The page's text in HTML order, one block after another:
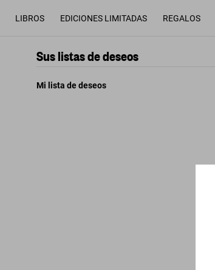
LIBROS EDICIONES LIMITADAS REGALOS
Sus listas de deseos
Mi lista de deseos